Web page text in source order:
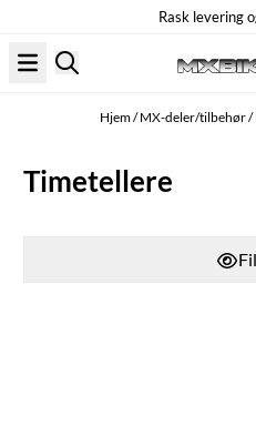
Rask levering
Hjem/MX-deler/tilbehør/
Timetellere